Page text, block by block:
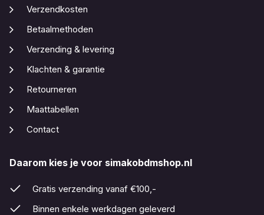
Verzendkosten
Betaalmethoden
Verzending & levering
Klachten & garantie
Retourneren
Maattabellen
Contact
Daarom kies je voor simakobdmshop.nl
Gratis verzending vanaf €100,-
Binnen enkele werkdagen geleverd